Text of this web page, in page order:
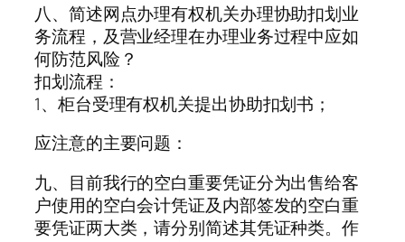
八、简述网点办理有权机关办理协助扣划业
务流程，及营业经理在办理业务过程中应如
何防范风险？
扣划流程：
1、柜台受理有权机关提出协助扣划书；
应注意的主要问题：
九、目前我行的空白重要凭证分为出售给客
户使用的空白会计凭证及内部签发的空白重
要凭证两大类，请分别简述其凭证种类。作